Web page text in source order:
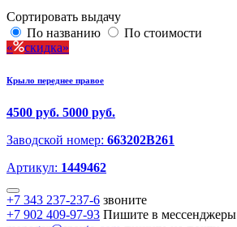
Сортировать выдачу
По названию
По стоимости
скидка
Крыло переднее правое
4500 руб. 5000 руб.
Заводской номер: 663202B261
Артикул: 1449462
+7 343 237-237-6 звоните
+7 902 409-97-93 Пишите в мессенджеры